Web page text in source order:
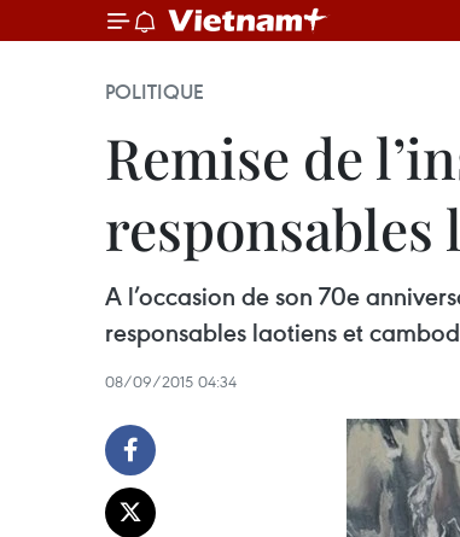
POLITIQUE
Remise de
responsables
A l’occasion de son 70e
responsables laotiens et
08/09/2015 04:34